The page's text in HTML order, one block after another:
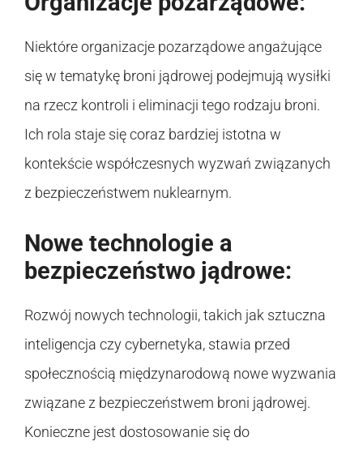
Niektóre organizacje pozarządowe angażujące
się w tematykę broni jądrowej podejmują wysiłki
na rzecz kontroli i eliminacji tego rodzaju broni.
Ich rola staje się coraz bardziej istotna w
kontekście współczesnych wyzwań związanych
z bezpieczeństwem nuklearnym.
Nowe technologie a
bezpieczeństwo jądrowe:
Rozwój nowych technologii, takich jak sztuczna
inteligencja czy cybernetyka, stawia przed
społecznością międzynarodową nowe wyzwania
związane z bezpieczeństwem broni jądrowej.
Konieczne jest dostosowanie się do